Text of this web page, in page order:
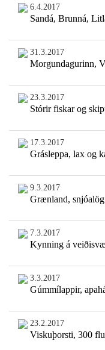
6.4.2017
Sandá, Brunná,
31.3.2017
Morgundagurinn,
23.3.2017
Stórir fiskar og
17.3.2017
Grásleppa, lax og
9.3.2017
Grænland,
7.3.2017
Kynning á
3.3.2017
Gúmmílappir,
23.2.2017
Viskuþorsti, 300